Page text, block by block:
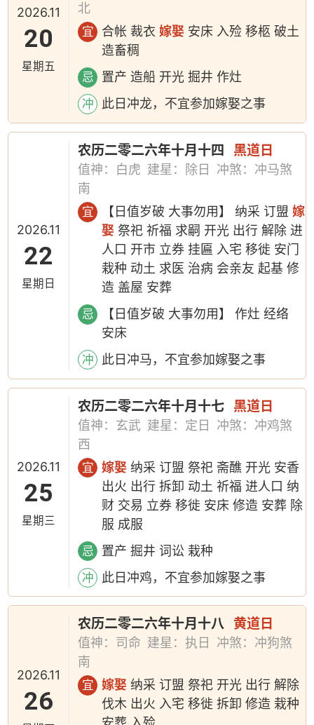
2026.11
20
星期五
北
宜 合帐 裁衣嫁娶 安床 入殓 移柩 破土
造畜稠
忌 置产 造船 开光 掘井 作灶
冲 此日冲龙，不宜参加嫁娶之事
2026.11
22
星期日
农历二零二六年十月十四 黑道日
值神：白虎 建星：除日
冲煞：冲马煞
南
宜 【日值岁破 大事勿用】 纳采 订盟嫁
娶 祭祀 祈福 求嗣 开光 出行 解除 进
人口 开市 立券 挂匾 入宅 移徙 安门
栽种 动土 求医 治病 会亲友 起基 修
造 盖屋 安葬
忌
【日值岁破 大事勿用】 作灶 经络
安床
冲 此日冲马，不宜参加嫁娶之事
2026.11
25
星期三
农历二零二六年十月十七 黑道日
值神：玄武 建星：定日
冲煞：冲鸡煞
西
宜 嫁娶 纳采 订盟 祭祀 斋醮 开光 安香
出火 出行 拆卸 动土 祈福 进人口 纳
财 交易 立券 移徙 安床 修造 安葬 除
服 成服
忌 置产 掘井 词讼 栽种
冲 此日冲鸡，不宜参加嫁娶之事
2026.11
26
农历二零二六年十月十八 黄道日
值神：司命 建星：执日
冲煞：冲狗煞
南
宜 嫁娶 纳采 订盟 祭祀 开光 出行 解除
伐木 出火 入宅 移徙 拆卸 修造 栽种